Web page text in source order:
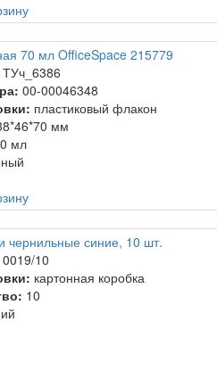
70 мл OfficeSpace 215779
ТУч_6386
00-00046348
пластиковый флакон
мм
мл
чернильные синие, 10 шт.
0019/10
картонная коробка
10